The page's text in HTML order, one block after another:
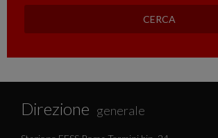
CERCA
Direzione generale